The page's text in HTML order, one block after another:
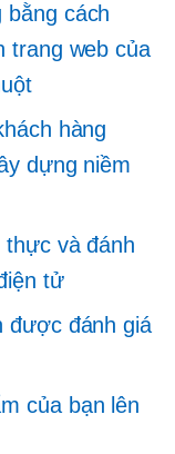
bằng cách
trang web của
hàng
dựng niềm
thực và đánh
tử
được đánh giá
của bạn lên